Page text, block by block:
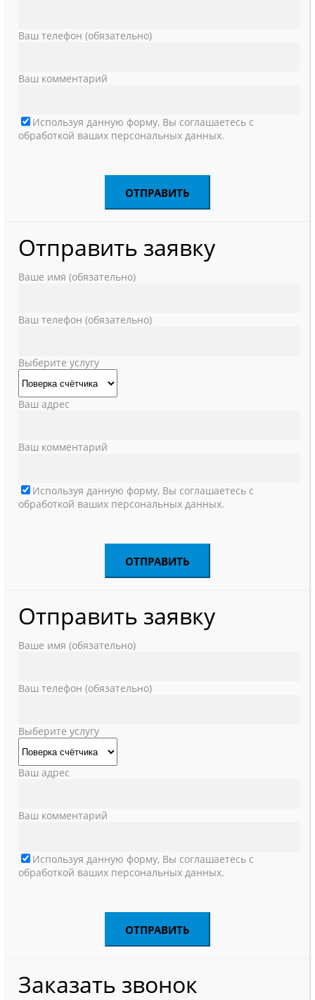
Ваш телефон (обязательно)
Ваш комментарий
Используя данную форму, Вы соглашаетесь с
обработкой ваших персональных данных.
Отправить заявку
Ваше имя (обязательно)
Ваш телефон (обязательно)
Выберите услугу
Ваш адрес
Ваш комментарий
Используя данную форму, Вы соглашаетесь с
обработкой ваших персональных данных.
Отправить заявку
Ваше имя (обязательно)
Ваш телефон (обязательно)
Выберите услугу
Ваш адрес
Ваш комментарий
Используя данную форму, Вы соглашаетесь с
обработкой ваших персональных данных.
Заказать звонок